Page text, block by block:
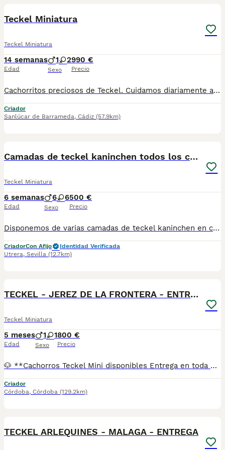
Teckel Miniatura
Teckel Miniatura
14 semanas
Edad
1 2
Sexo
990 €
Precio
Cachorritos preciosos de Teckel. Cuidamos diariamente a nuestros cachorritos. Somos profesionales con años de experiencia. Entregamos con Revisión Veterinaria, Factura de compra, garantía vírica, formulario de reconocimiento de raza pura, junto con su cartilla de vacunación y desparasitacion al día de la entrega. Hacemos envíos a toda la península y Baleares. Transportamos y entregamos nosotros mismos a nuestros cachorros. Posibilidad de pago contrareembolso. Para más información no dude en contactar con nosotros. TLF: 649297709. Solo atiendo wasap o tlf. Gracias
Criador
Sanlúcar de Barrameda, Cádiz (57.9km)
Camadas de teckel kaninchen todos los colores
Teckel Miniatura
6 semanas
Edad
6 6
Sexo
500 €
Precio
Disponemos de varias camadas de teckel kaninchen en colores arlequín chocolate, chocolate, arlequín plata, negros.... tanto machos como hembras. Se entregarían a partir de los dos meses, con la vacuna acorde a la edad de entrega, desparacitaciones, cartilla y revisión veterinaria, sociabilizados y criados en ambiente familiar. Precio desde 500. Solo respondo al 667452149.
CriadorCon Afijo
Identidad Verificada
Utrera, Sevilla (12.7km)
TECKEL - JEREZ DE LA FRONTERA - ENTREGA
Teckel Miniatura
5 meses
Edad
1 1
Sexo
800 €
Precio
🐶 **Cachorros Teckel Mini disponibles Entrega en toda España** Si buscas un Teckel Mini criado con dedicación, salud y una excelente socialización desde sus primeras semanas de vida, estaremos encantados de ayudarte. 🚚 Realizamos entregas en toda España, con especial frecuencia en **Andalucía**: Sevilla, Málaga, Cádiz, Córdoba, Granada, Jaén, Huelva y Almería. También entregamos habitualmente en Marbella, Jerez de la Frontera, Estepona, Fuengirola, Benalmádena, Mijas, Dos Hermanas y cualquier punto de España. **Entrega 100% a contrarreembolso.** No tendrás que adelantar el importe del cachorro. Lo recibirás en la puerta de tu casa mediante transporte especializado y podrás comprobar que todo está correcto antes de realizar el pago. Nuestros cachorros se entregan: ✅ Vacunados y desparasitados según su edad. ✅ Con microchip, cartilla veterinaria y documentación al día. ✅ Revisados veterinariamente antes de salir de nuestras instalaciones. ✅ Procedentes de excelentes líneas, seleccionadas por salud, carácter y morfología. ✅ Perfectamente socializados y acostumbrados al contacto diario con personas. ✅ Iniciados en el aprendizaje para hacer sus necesidades sobre empapador, facilitando su adaptación al nuevo hogar. ✅ Con asesoramiento personalizado antes y después de la entrega. Nuestro objetivo no es vender un cachorro más. Queremos que cada familia reciba un compañero sano, equilibrado y criado con el máximo cuidado desde el primer día. 📩 Si deseas fotografías, vídeos o más información, escríbenos por privado. Estaremos encantados de ayudarte a encontrar el compañero perfecto670864332 KOKOKOKOKO
Criador
Córdoba, Córdoba (129.2km)
TECKEL ARLEQUINES - MALAGA - ENTREGA